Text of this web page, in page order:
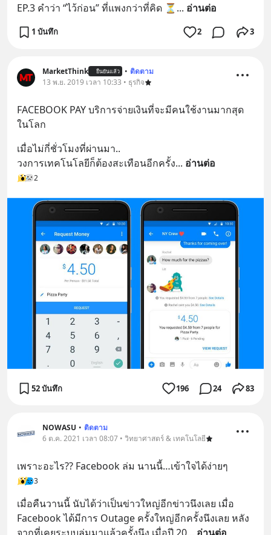
EP.3 คำว่า “ไว้ก่อน” ที่แพงกว่าที่คิด ⏳ ... อ่านต่อ
1 บันทึก 2 3
MarketThink ยืนยันแล้ว • ติดตาม
13 พ.ย. 2019 เวลา 10:33 • ธุรกิจ
FACEBOOK PAY บริการจ่ายเงินที่จะมีคนใช้งานมากสุด
ในโลก
เมื่อไม่กี่ชั่วโมงที่ผ่านมา..
วงการเทคโนโลยีก็ต้องสะเทือนอีกครั้ง... อ่านต่อ
2
52 บันทึก 196 24 83
NOWASU • ติดตาม
6 ต.ค. 2021 เวลา 08:07 • วิทยาศาสตร์ & เทคโนโลยี
เพราะอะไร?? Facebook ล่ม นานนี้…เข้าใจได้ง่ายๆ
3
เมื่อคืนวานนี้ นับได้ว่าเป็นข่าวใหญ่อีกข่าวนึงเลย เมื่อ
Facebook ได้มีการ Outage ครั้งใหญ่อีกครั้งนึงเลย หลัง